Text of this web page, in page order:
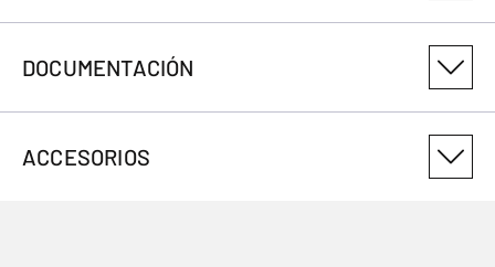
22LR
1/2x20 UNF
DOCUMENTACIÓN
ACCESORIOS